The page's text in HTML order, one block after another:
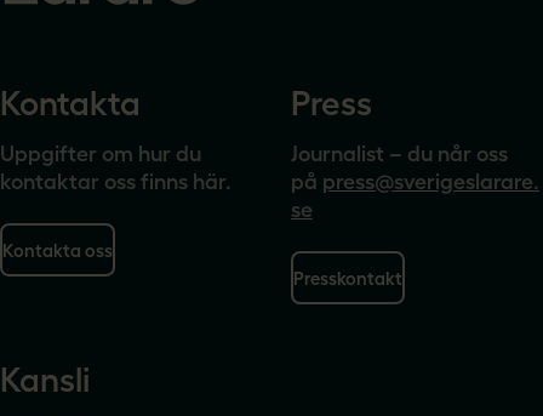
Kontakta
Uppgifter om hur du
kontaktar oss finns här.
Kontakta oss
Press
Journalist – du når oss
på press@sverigeslarare.
se
Presskontakt
Kansli